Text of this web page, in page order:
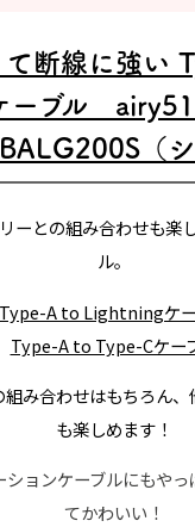
て断線に強い
ーブル
（シ
ーとの組み合わせも楽
ル。
Type-A to Lightningケ
Type-A to Type-Cケー
み合わせはもちろん
も楽しめます！
ョンケーブルにもや
てかわいい！